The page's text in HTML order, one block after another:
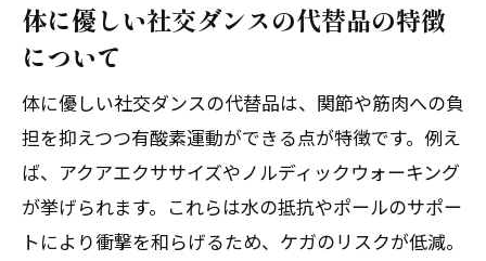
体に優しい社交ダンスの代替品の特徴
について
体に優しい社交ダンスの代替品は、関節や筋肉への負
担を抑えつつ有酸素運動ができる点が特徴です。例え
ば、アクアエクササイズやノルディックウォーキング
が挙げられます。これらは水の抵抗やポールのサポー
トにより衝撃を和らげるため、ケガのリスクが低減。